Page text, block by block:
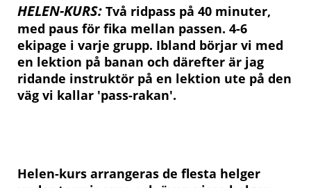
HELEN-KURS: Två ridpass på 40 minuter,
med paus för fika mellan passen. 4-6
ekipage i varje grupp. Ibland börjar vi med
en lektion på banan och därefter är jag
ridande instruktör på en lektion ute på den
väg vi kallar 'pass-rakan'.
Helen-kurs arrangeras de flesta helger